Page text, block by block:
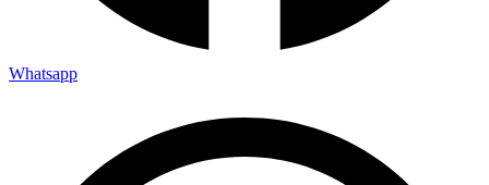
Whatsapp